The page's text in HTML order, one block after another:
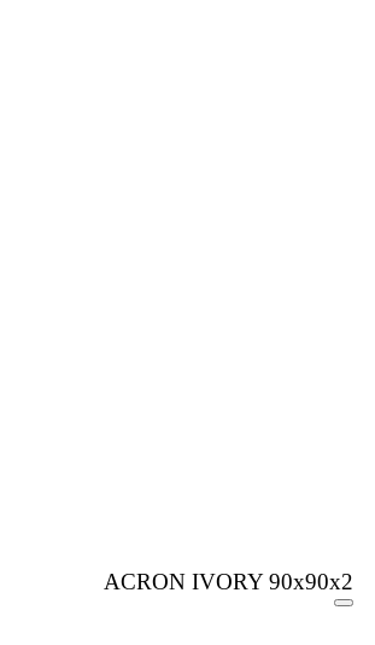
ACRON IVORY 90x90x2